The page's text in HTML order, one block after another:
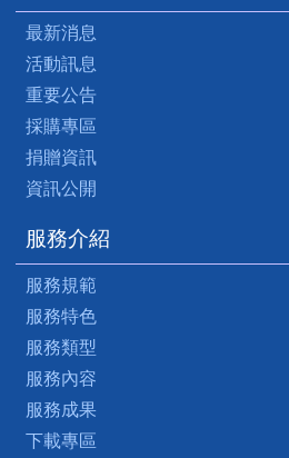
最新消息
活動訊息
重要公告
採購專區
捐贈資訊
資訊公開
服務介紹
服務規範
服務特色
服務類型
服務內容
服務成果
下載專區